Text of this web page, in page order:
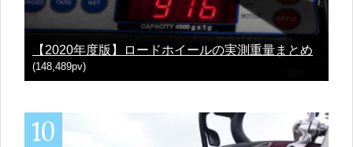
【2020年度版】ロードホイールの実測重量まとめ
(148,489pv)